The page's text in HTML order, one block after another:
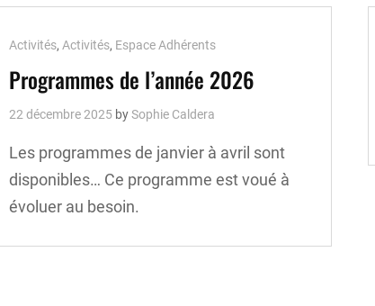
Cat
Links
Activités, Activités, Espace Adhérents
Programmes de l’année 2026
22 décembre 2025 bySophie Caldera
Les programmes de janvier à avril sont
disponibles… Ce programme est voué à
évoluer au besoin.